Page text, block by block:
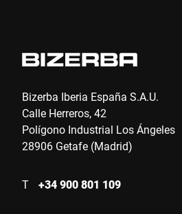
Calle *
Bizerba Iberia España S.A.U.
Calle Herreros, 42
Polígono Industrial Los Ángeles
28906 Getafe (Madrid)
T +34 900 801 109